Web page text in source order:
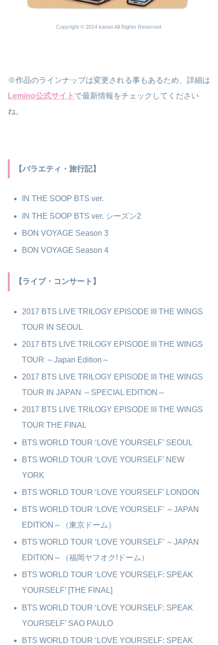
Copyright © 2014 kanon All Rights Reserved.
※作品のラインナップは変更される事もあるため、詳細は
Lemino公式サイト で最新情報をチェックしてください
ね。
【バラエティ・旅行記】
IN THE SOOP BTS ver.
IN THE SOOP BTS ver. シーズン2
BON VOYAGE Season 3
BON VOYAGE Season 4
【ライブ・コンサート】
2017 BTS LIVE TRILOGY EPISODE III THE WINGS
TOUR IN SEOUL
2017 BTS LIVE TRILOGY EPISODE III THE WINGS
TOUR ～Japan Edition～
2017 BTS LIVE TRILOGY EPISODE III THE WINGS
TOUR IN JAPAN ～SPECIAL EDITION～
2017 BTS LIVE TRILOGY EPISODE III THE WINGS
TOUR THE FINAL
BTS WORLD TOUR ‘LOVE YOURSELF’ SEOUL
BTS WORLD TOUR ‘LOVE YOURSELF’ NEW
YORK
BTS WORLD TOUR ‘LOVE YOURSELF’ LONDON
BTS WORLD TOUR ‘LOVE YOURSELF’ ～JAPAN
EDITION～（東京ドーム）
BTS WORLD TOUR ‘LOVE YOURSELF’ ～JAPAN
EDITION～（福岡ヤフオク!ドーム）
BTS WORLD TOUR ‘LOVE YOURSELF: SPEAK
YOURSELF’ [THE FINAL]
BTS WORLD TOUR ‘LOVE YOURSELF: SPEAK
YOURSELF’ SAO PAULO
BTS WORLD TOUR ‘LOVE YOURSELF: SPEAK